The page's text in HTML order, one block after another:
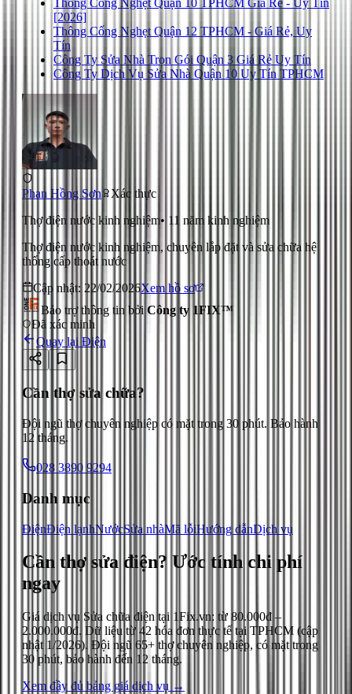
[2026]
Thông Cống Nghẹt Quận 12 TPHCM - Giá Rẻ, Uy
Tín
Công Ty Sửa Nhà Trọn Gói Quận 3 Giá Rẻ Uy Tín
Công Ty Dịch Vụ Sửa Nhà Quận 10 Uy Tín TPHCM
Phan Hồng Sơn
Xác thực
Thợ điện nước kinh nghiệm• 11 năm kinh nghiệm
Thợ điện nước kinh nghiệm, chuyên lắp đặt và sửa chữa hệ
thống cấp thoát nước
Cập nhật: 22/02/2026Xem hồ sơ
Bảo trợ thông tin bởi Công ty 1FIX™
Đã xác minh
Quay lại Điện
Cần thợ sửa chữa?
Đội ngũ thợ chuyên nghiệp có mặt trong 30 phút. Bảo hành
12 tháng.
028 3890 9294
Danh mục
ĐiệnĐiện lạnhNướcSửa nhàMã lỗiHướng dẫnDịch vụ
Cần thợ sửa điện? Ước tính chi phí
ngay
Giá dịch vụ Sửa chữa điện tại 1Fix.vn: từ 80.000đ –
2.000.000đ. Dữ liệu từ 42 hóa đơn thực tế tại TPHCM (cập
nhật 1/2026). Đội ngũ 65+ thợ chuyên nghiệp, có mặt trong
30 phút, bảo hành đến 12 tháng.
Xem đầy đủ bảng giá dịch vụ →